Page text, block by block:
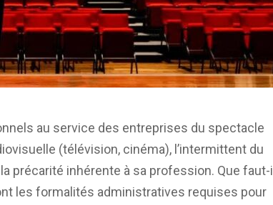
au service des entreprises du spectacle
(télévision, cinéma), l’intermittent du
précarité inhérente à sa profession. Que faut-il
les formalités administratives requises pour